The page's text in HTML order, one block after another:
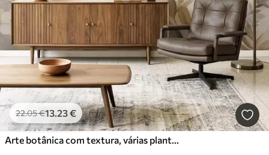
22.05€13 .23€